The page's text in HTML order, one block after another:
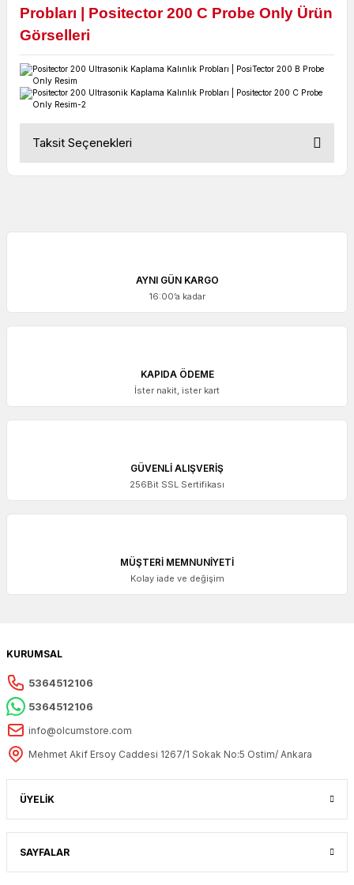
Probları | Positector 200 C Probe Only Ürün
Görselleri
Taksit Seçenekleri
AYNI GÜN KARGO
16:00’a kadar
KAPIDA ÖDEME
İster nakit, ister kart
GÜVENLİ ALIŞVERİŞ
256Bit SSL Sertifikası
MÜŞTERİ MEMNUNİYETİ
Kolay iade ve değişim
KURUMSAL
5364512106
5364512106
info@olcumstore.com
Mehmet Akif Ersoy Caddesi 1267/1 Sokak No:5 Ostim/ Ankara
ÜYELİK
SAYFALAR